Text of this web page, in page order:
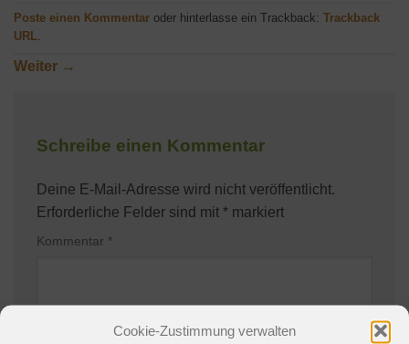
Cookie-Zustimmung verwalten
Poste einen Kommentar oder hinterlasse ein Trackback: Trackback
URL.
Weiter →
Schreibe einen Kommentar
Deine E-Mail-Adresse wird nicht veröffentlicht.
Erforderliche Felder sind mit * markiert
Kommentar *